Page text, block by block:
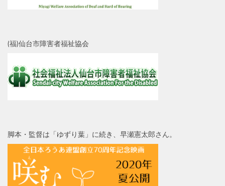
(福)仙台市障害者福祉協会
脚本・監督は「ゆずり葉」に続き、早瀬憲太郎さん。